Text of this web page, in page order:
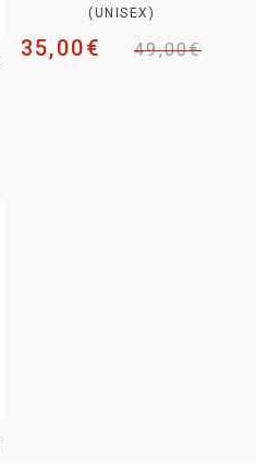
(UNISEX)
49,00€
35,00€